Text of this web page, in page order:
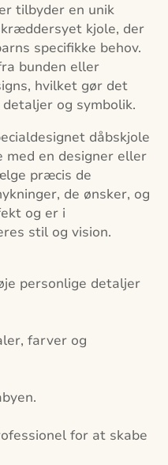
tilbyder en unik
kjole, der
specifikke behov.
bunden eller
hvilket gør det
og symbolik.
dåbskjole
med en designer eller
præcis de
de ønsker, og
og er i
stil og vision.
personlige detaljer
farver og
for at skabe